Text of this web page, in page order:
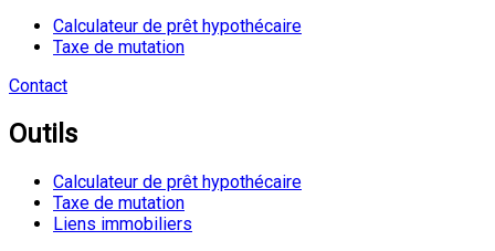
Calculateur de prêt hypothécaire
Taxe de mutation
Contact
Outils
Calculateur de prêt hypothécaire
Taxe de mutation
Liens immobiliers